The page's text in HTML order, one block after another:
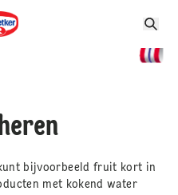
bijvoorbeeld fruit kort in
met kokend water